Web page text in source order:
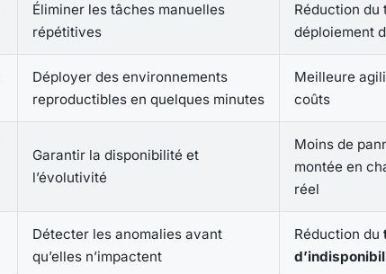
Éliminer les tâches manuelles
répétitives
Réduction du
déploiement
Déployer des environnements
reproductibles en quelques minutes
Meilleure
coûts
Garantir la disponibilité et
l’évolutivité
Moins de
montée en
réel
Détecter les anomalies avant
qu’elles n’impactent
Réduction du